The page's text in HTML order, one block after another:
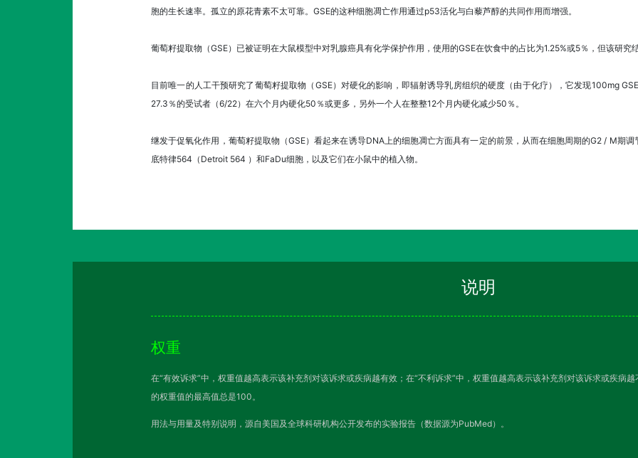
胞的生长速率。孤立的原花青素不太可靠。GSE的这种细胞凋亡作用通过p53活化与白藜芦醇的共同作用而增强。
葡萄籽提取物（GSE）已被证明在大鼠模型中对乳腺癌具有化学保护作用，使用的GSE在饮食中的占比为1.25%或5％，但该研究
目前唯一的人工干预研究了葡萄籽提取物（GSE）对硬化的影响，即辐射诱导乳房组织的硬度（由于化疗），它发现100mg
27.3％的受试者（6/22）在六个月内硬化50％或更多，另外一个人在整整12个月内硬化减少50％。
继发于促氧化作用，葡萄籽提取物（GSE）看起来在诱导DNA上的细胞凋亡方面具有一定的前景，从而在细胞周期的G2 / M期
底特律564（Detroit 564 ）和FaDu细胞，以及它们在小鼠中的植入物。
说明
权重
在“有效诉求”中，权重值越高表示该补充剂对该诉求或疾病越有效；在“不利诉求”中，权重值越高表示该补充剂对该诉求或疾病
的权重值的最高值总是100。
用法与用量及特别说明，源自美国及全球科研机构公开发布的实验报告（数据源为PubMed）。